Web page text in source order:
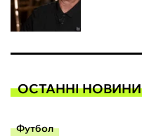
ОСТАННІ НОВИНИ
Футбол